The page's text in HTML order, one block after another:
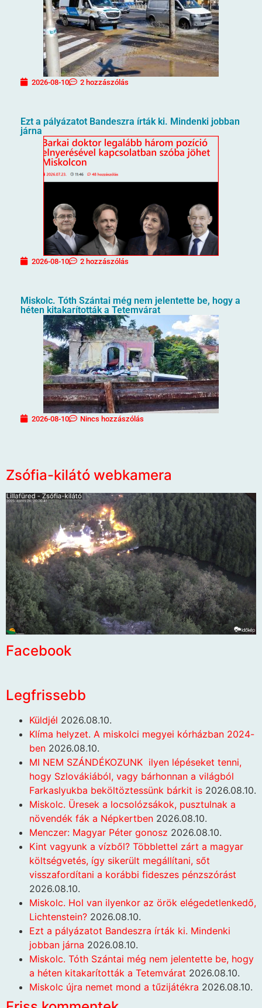
2026-08-10 2 hozzászólás
Ezt a pályázatot Bandeszra írták ki. Mindenki jobban
járna
2026-08-10 2 hozzászólás
Miskolc. Tóth Szántai még nem jelentette be, hogy a
héten kitakarították a Tetemvárat
2026-08-10 Nincs hozzászólás
Zsófia-kilátó webkamera
Facebook
Legfrissebb
Küldjél 2026.08.10.
Klíma helyzet. A miskolci megyei kórházban 2024-
ben 2026.08.10.
MI NEM SZÁNDÉKOZUNK ilyen lépéseket tenni,
hogy Szlovákiából, vagy bárhonnan a világból
Farkaslyukba beköltöztessünk bárkit is 2026.08.10.
Miskolc. Üresek a locsolózsákok, pusztulnak a
növendék fák a Népkertben 2026.08.10.
Menczer: Magyar Péter gonosz 2026.08.10.
Kint vagyunk a vízből? Többlettel zárt a magyar
költségvetés, így sikerült megállítani, sőt
visszafordítani a korábbi fideszes pénzszórást
2026.08.10.
Miskolc. Hol van ilyenkor az örök elégedetlenkedő,
Lichtenstein? 2026.08.10.
Ezt a pályázatot Bandeszra írták ki. Mindenki
jobban járna 2026.08.10.
Miskolc. Tóth Szántai még nem jelentette be, hogy
a héten kitakarították a Tetemvárat 2026.08.10.
Miskolc újra nemet mond a tűzijátékra 2026.08.10.